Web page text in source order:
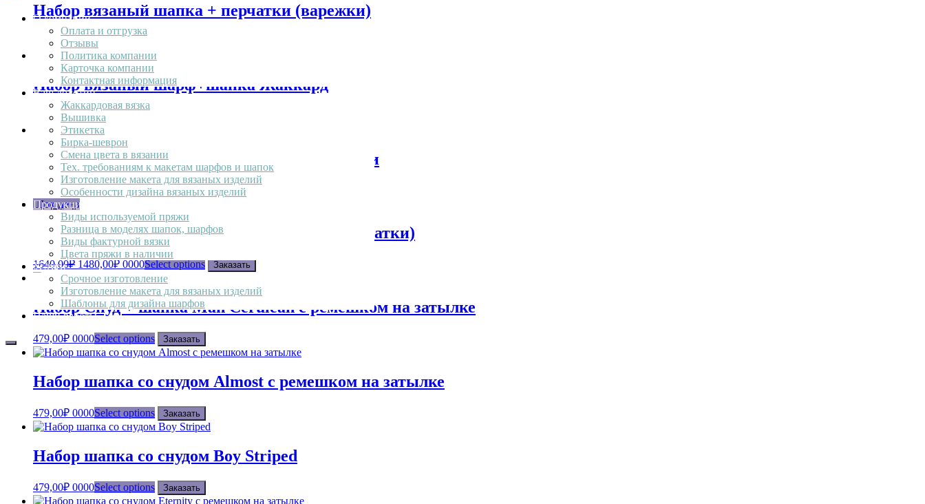
О компании
Оплата и отгрузка
Отзывы
Политика компании
Карточка компании
Контактная информация
Ваш лолотип
Жаккардовая вязка
Вышивка
Этикетка
Бирка-шеврон
Смена цвета в вязании
Тех. требованиям к макетам шарфов и шапок
Изготовление макета для вязаных изделий
Особенности дизайна вязаных изделий
Продукция
Виды используемой пряжи
Разница в моделях шапок, шарфов
Виды фактурной вязки
Цвета пряжи в наличии
Услуги
Срочное изготовление
Изготовление макета для вязаных изделий
Шаблоны для дизайна шарфов
Наши работы
Набор вязаный шапка + перчатки (варежки)
1200,00₽ 1050,00
Шок цена
Набор вязаный шарф+шапка Жаккард
1130,00₽ 1040,00
Шок цена
Набор вязаный шарф+шапка объемной вязки
1130,00₽ 1040,00₽ 0000Select options Заказать
Шок цена
Набор вязаный шарф+шапка+варежки (перчатки)
1640,00₽ 1480,00₽ 0000Select options Заказать
Набор Снуд + шапка Man Cerulean с ремешком на затылке
479,00₽ 0000Select options Заказать
Набор шапка со снудом Almost с ремешком на затылке
479,00₽ 0000Select options Заказать
Набор шапка со снудом Boy Striped
479,00₽ 0000Select options Заказать